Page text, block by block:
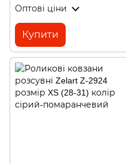
Оптові ціни
Купити